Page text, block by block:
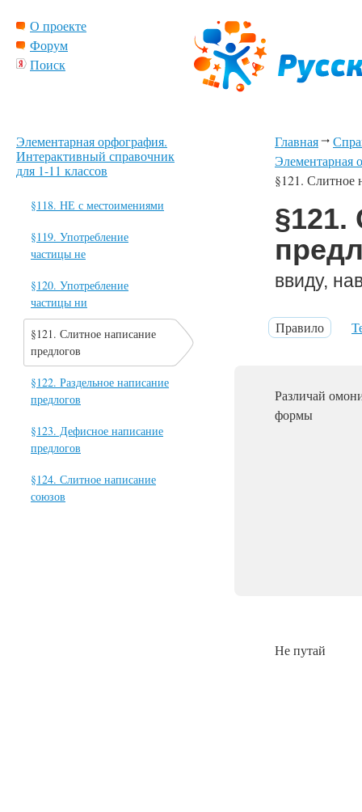
О проекте
Форум
Поиск
Главная
Элементарная
§121. Слитное
§121.
ввиду,
Правило
Различай
формы
Не путай
Элементарная орфография.
Интерактивный справочник
для 1-11 классов
§118. НЕ с местоимениями
§119. Употребление
частицы не
§120. Употребление
частицы ни
§121. Слитное написание
предлогов
§122. Раздельное написание
предлогов
§123. Дефисное написание
предлогов
§124. Слитное написание
союзов